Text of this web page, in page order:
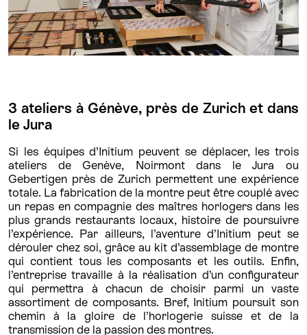
3 ateliers à Génève, près de Zurich et dans
le Jura
Si les équipes d’Initium peuvent se déplacer, les trois
ateliers de Genève, Noirmont dans le Jura ou
Gebertigen près de Zurich permettent une expérience
totale. La fabrication de la montre peut être couplé avec
un repas en compagnie des maîtres horlogers dans les
plus grands restaurants locaux, histoire de poursuivre
l’expérience. Par ailleurs, l’aventure d’Initium peut se
dérouler chez soi, grâce au kit d’assemblage de montre
qui contient tous les composants et les outils. Enfin,
l’entreprise travaille à la réalisation d’un configurateur
qui permettra à chacun de choisir parmi un vaste
assortiment de composants. Bref, Initium poursuit son
chemin à la gloire de l’horlogerie suisse et de la
transmission de la passion des montres.